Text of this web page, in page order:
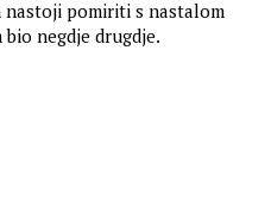
nastoji pomiriti s nastalom
negdje drugdje.